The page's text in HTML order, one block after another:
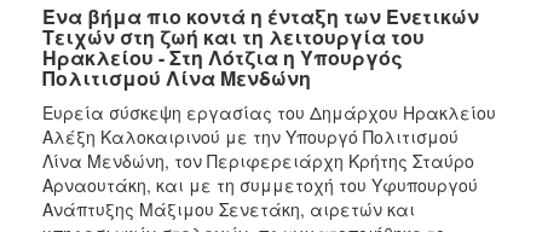
2022
2021
2020
2019
2018
2017
Ένα βήμα πιο κοντά η ένταξη των Ενετικών
Τειχών στη ζωή και τη λειτουργία του
Ηρακλείου - Στη Λότζια η Υπουργός
Πολιτισμού Λίνα Μενδώνη
Ευρεία σύσκεψη εργασίας του Δημάρχου Ηρακλείου
Αλέξη Καλοκαιρινού με την Υπουργό Πολιτισμού
Λίνα Μενδώνη, τον Περιφερειάρχη Κρήτης Σταύρο
Αρναουτάκη, και με τη συμμετοχή του Υφυπουργού
Ανάπτυξης Μάξιμου Σενετάκη, αιρετών και